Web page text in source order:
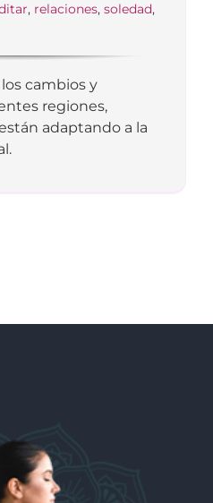
, relaciones, soledad,
cambios y
regiones,
adaptando a la